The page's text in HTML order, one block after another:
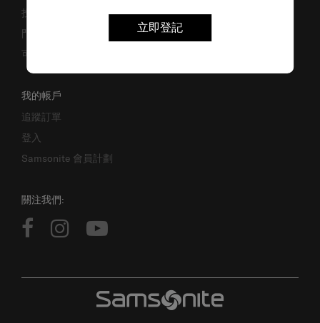
立即登記
投資者關係
門市位置
可持續發展
我的帳戶
追蹤訂單
登入
Samsonite 會員計劃
關注我們: